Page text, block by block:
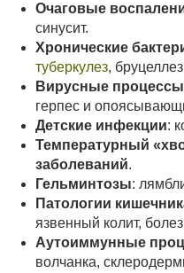
Очаговые
синусит.
Хронические
туберкулез,
Вирусные процессы
герпес и
Детские инфекции:
Температурный
заболеваний.
Гельминтозы:
Патологии
язвенный колит,
Аутоиммунные
волчанка,